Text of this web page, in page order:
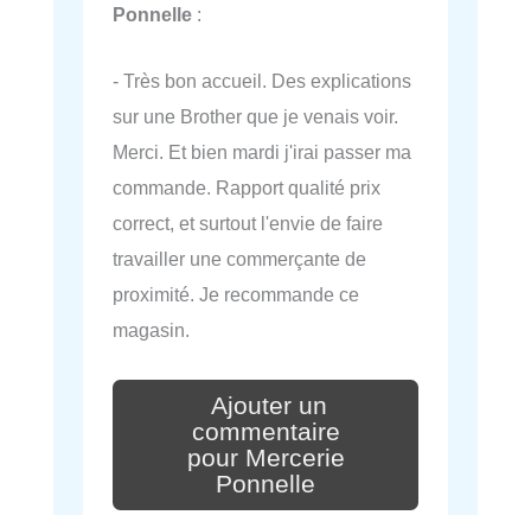
Ponnelle :
- Très bon accueil. Des explications
sur une Brother que je venais voir.
Merci. Et bien mardi j'irai passer ma
commande. Rapport qualité prix
correct, et surtout l'envie de faire
travailler une commerçante de
proximité. Je recommande ce
magasin.
Ajouter un
commentaire
pour Mercerie
Ponnelle